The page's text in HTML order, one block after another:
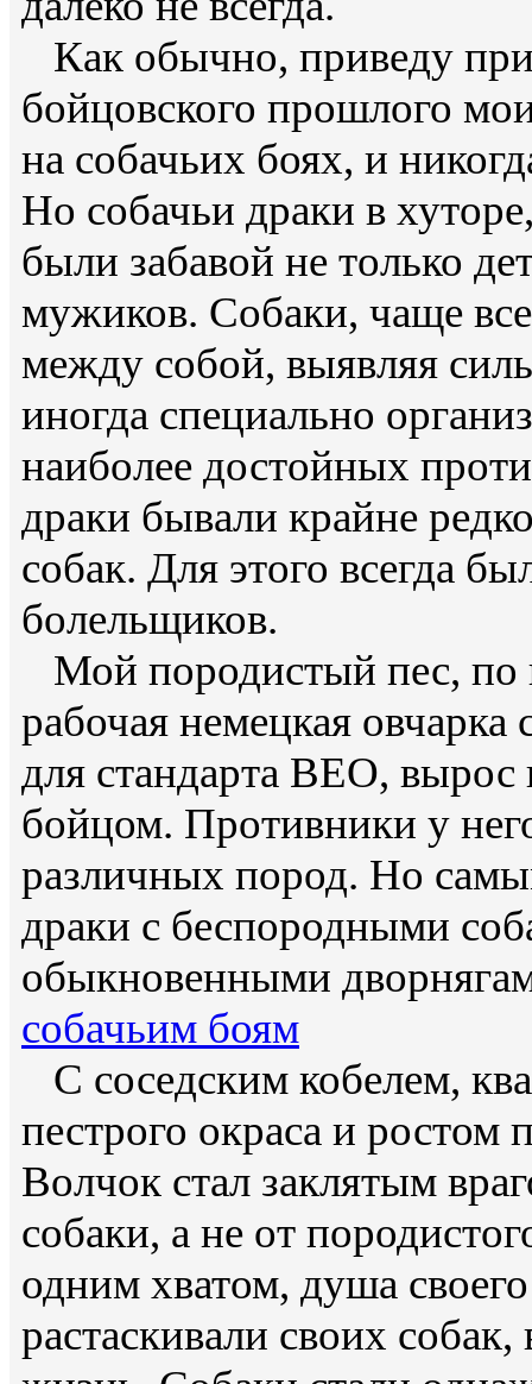
Как обычно, приведу
бойцовского прошлого
на собачьих боях, и
Но собачьи драки в
были забавой не только
мужиков. Собаки, чаще
между собой, выявляя
иногда специально
наиболее достойных
драки бывали крайне
собак. Для этого всегда
болельщиков.
Мой породистый пес, по
рабочая немецкая
для стандарта ВЕО,
бойцом. Противники у
различных пород. Но
драки с беспородными
обыкновенными
собачьим боям
С соседским кобелем,
пестрого окраса и ростом
Волчок стал заклятым
собаки, а не от
одним хватом, душа
растаскивали своих собак,